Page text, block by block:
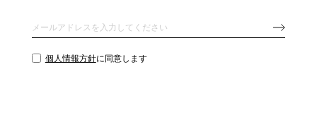
個人情報方針に同意します